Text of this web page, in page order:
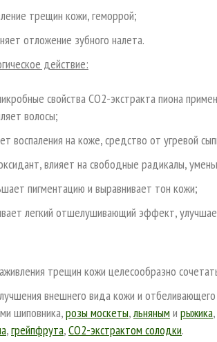
трещин кожи, геморрой;
отложение зубного налета.
действие:
свойства СО2-экстракта пиона
волосы;
воспаления на коже, средство от угревой
влияет на свободные радикалы,
пигментацию и выравнивает тон кожи;
легкий отшелушивающий эффект,
трещин кожи целесообразно
внешнего вида кожи и
шиповника,розы москеты,льняным и рыжика,
,грейпфрута,СО2-экстрактом солодки.